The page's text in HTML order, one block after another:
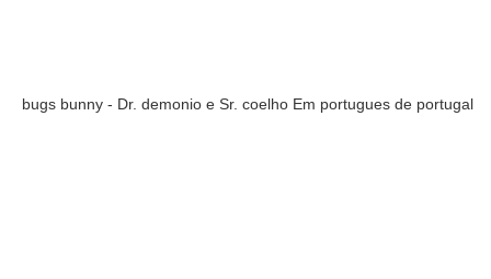
bugs bunny - Dr. demonio e Sr. coelho Em portugues de portugal